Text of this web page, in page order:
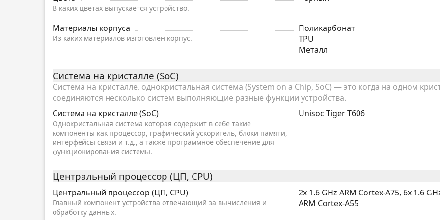
В каких цветах выпускается устройство.
Материалы корпуса
Из каких материалов изготовлен корпус.
Поликарбонат
TPU
Металл
Система на кристалле (SoC)
Система на кристалле, однокристальная система (System on a Chip, SoC) — это когда на одном
соединяются несколько систем выполняющие разные функции устройства.
Система на кристалле (SoC)
Однокристальная система которая содержит в себе такие
компоненты как процессор, графический ускоритель, блоки памяти,
интерфейсы связи и т.д., а также программное обеспечение для
функционирования системы.
Unisoc Tiger T606
Центральный процессор (ЦП, CPU)
Центральный процессор (ЦП, CPU)
Главный компонент устройства отвечающий за вычисления и
обработку данных.
2x 1.6 GHz ARM Cortex-A75, 6x 1.6
ARM Cortex-A55